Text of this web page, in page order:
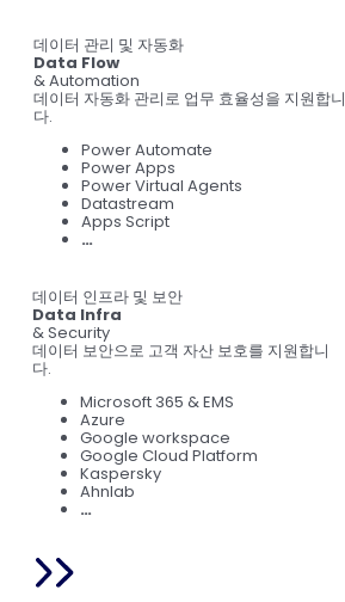
데이터 관리 및 자동화
Data Flow
& Automation
데이터 자동화 관리로 업무 효율성을 지원합니
다.
Power Automate
Power Apps
Power Virtual Agents
Datastream
Apps Script
…
데이터 인프라 및 보안
Data Infra
& Security
데이터 보안으로 고객 자산 보호를 지원합니
다.
Microsoft 365 & EMS
Azure
Google workspace
Google Cloud Platform
Kaspersky
Ahnlab
…